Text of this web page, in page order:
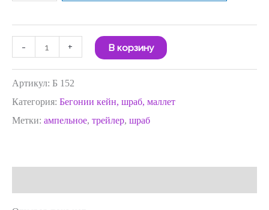
- + В корзину
Артикул: Б 152
Категория: Бегонии кейн, шраб, маллет
Метки: ампельное, трейлер, шраб